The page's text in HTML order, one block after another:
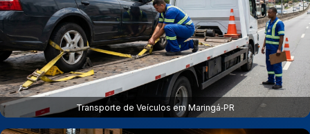
Transporte de Veículos em Maringá‑PR